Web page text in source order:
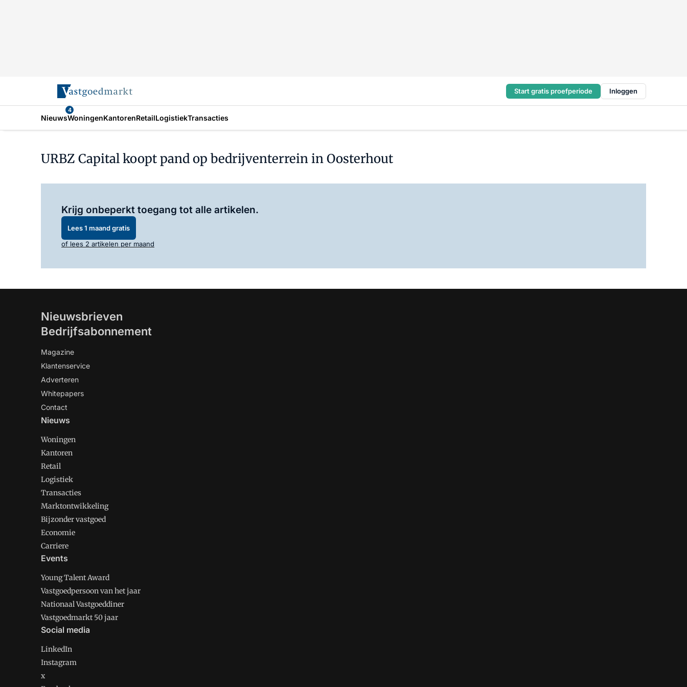
Start gratis proefperiode Inloggen
Nieuws
4
WoningenKantorenRetailLogistiekTransacties
URBZ Capital koopt pand op bedrijventerrein in Oosterhout
Krijg onbeperkt toegang tot alle artikelen.
Lees 1 maand gratis
of lees 2 artikelen per maand
Nieuwsbrieven
Bedrijfsabonnement
Magazine
Klantenservice
Adverteren
Whitepapers
Contact
Nieuws
Woningen
Kantoren
Retail
Logistiek
Transacties
Marktontwikkeling
Bijzonder vastgoed
Economie
Carriere
Events
Young Talent Award
Vastgoedpersoon van het jaar
Nationaal Vastgoeddiner
Vastgoedmarkt 50 jaar
Social media
LinkedIn
Instagram
x